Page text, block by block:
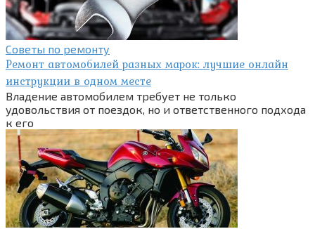
Советы по ремонту
Ремонт автомобилей разных марок: лучшие онлайн
инструкции в одном месте
Владение автомобилем требует не только
удовольствия от поездок, но и ответственного подхода
к его